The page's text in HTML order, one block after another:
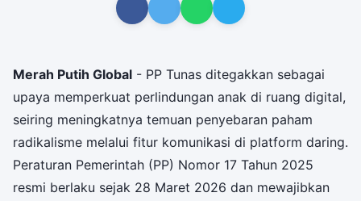
Merah Putih Global - PP Tunas ditegakkan sebagai
upaya memperkuat perlindungan anak di ruang digital,
seiring meningkatnya temuan penyebaran paham
radikalisme melalui fitur komunikasi di platform daring.
Peraturan Pemerintah (PP) Nomor 17 Tahun 2025
resmi berlaku sejak 28 Maret 2026 dan mewajibkan